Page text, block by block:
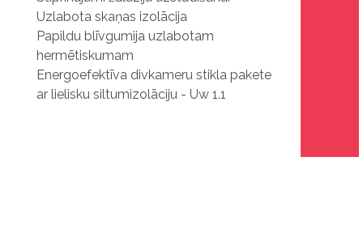
Uzlabota skaņas izolācija
Papildu blīvgumija uzlabotam
hermētiskumam
Energoefektīva divkameru stikla pakete
ar lielisku siltumizolāciju - Uw 1.1